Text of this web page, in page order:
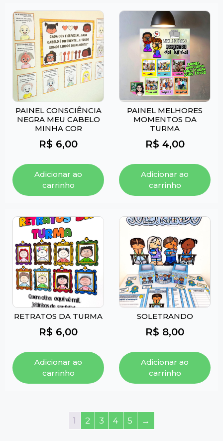
PAINEL CONSCIÊNCIA
NEGRA MEU CABELO
MINHA COR
R$ 6,00
Adicionar ao
carrinho
PAINEL MELHORES
MOMENTOS DA
TURMA
R$ 4,00
Adicionar ao
carrinho
RETRATOS DA TURMA
R$ 6,00
Adicionar ao
carrinho
SOLETRANDO
R$ 8,00
Adicionar ao
carrinho
1 2 3 4 5 →